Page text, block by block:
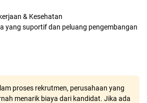
& Kesehatan
yang suportif dan peluang pengembangan
proses rekrutmen, perusahaan yang
menarik biaya dari kandidat. Jika ada